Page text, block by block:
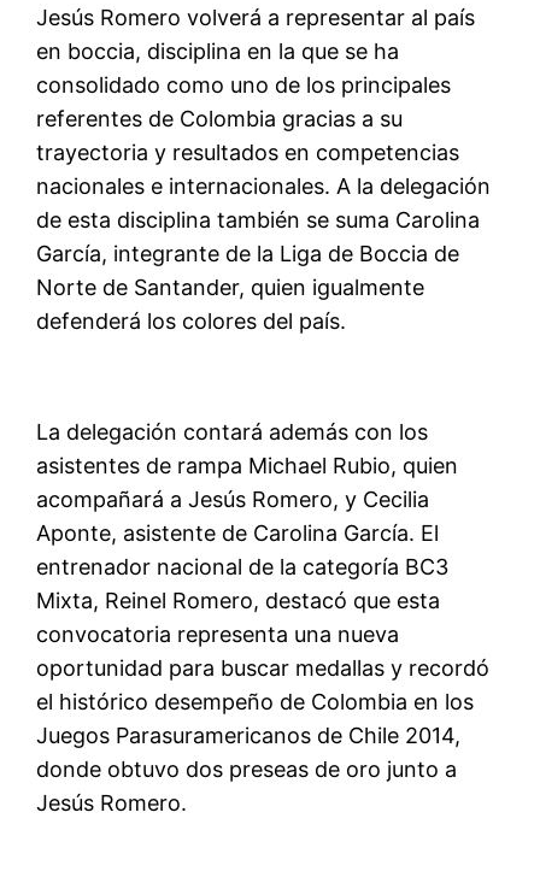
Jesús Romero volverá a representar al país
en boccia, disciplina en la que se ha
consolidado como uno de los principales
referentes de Colombia gracias a su
trayectoria y resultados en competencias
nacionales e internacionales. A la delegación
de esta disciplina también se suma Carolina
García, integrante de la Liga de Boccia de
Norte de Santander, quien igualmente
defenderá los colores del país.
La delegación contará además con los
asistentes de rampa Michael Rubio, quien
acompañará a Jesús Romero, y Cecilia
Aponte, asistente de Carolina García. El
entrenador nacional de la categoría BC3
Mixta, Reinel Romero, destacó que esta
convocatoria representa una nueva
oportunidad para buscar medallas y recordó
el histórico desempeño de Colombia en los
Juegos Parasuramericanos de Chile 2014,
donde obtuvo dos preseas de oro junto a
Jesús Romero.